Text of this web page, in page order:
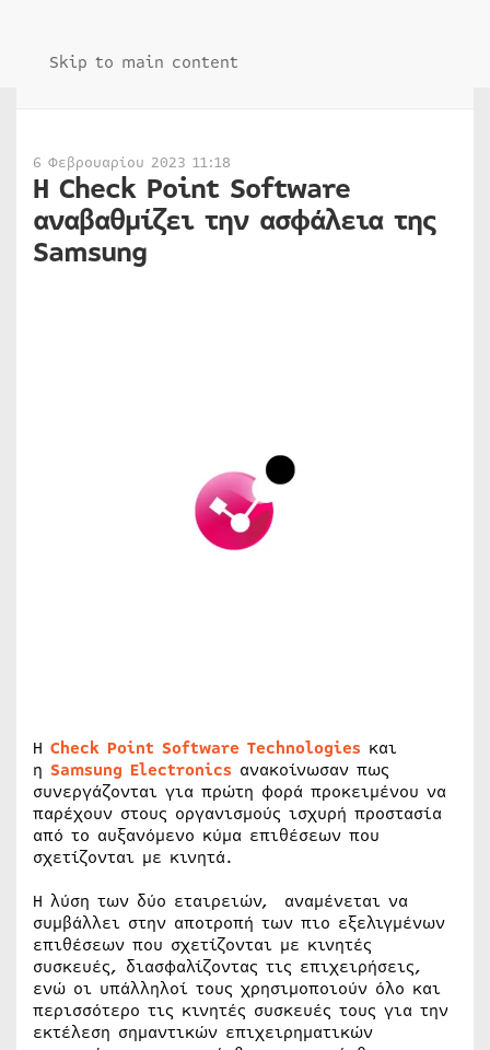
Skip to main content
6 Φεβρουαρίου 2023 11:18
H Check Point Software
αναβαθμίζει την ασφάλεια της
Samsung
Η Check Point Software Technologies και
η Samsung Electronics ανακοίνωσαν πως
συνεργάζονται για πρώτη φορά προκειμένου να
παρέχουν στους οργανισμούς ισχυρή προστασία
από το αυξανόμενο κύμα επιθέσεων που
σχετίζονται με κινητά.
Η λύση των δύο εταιρειών, αναμένεται να
συμβάλλει στην αποτροπή των πιο εξελιγμένων
επιθέσεων που σχετίζονται με κινητές
συσκευές, διασφαλίζοντας τις επιχειρήσεις,
ενώ οι υπάλληλοί τους χρησιμοποιούν όλο και
περισσότερο τις κινητές συσκευές τους για την
εκτέλεση σημαντικών επιχειρηματικών